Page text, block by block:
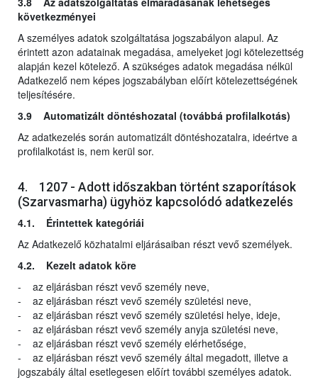
következményei
A személyes adatok szolgáltatása jogszabályon alapul. Az
érintett azon adatainak megadása, amelyeket jogi kötelezettség
alapján kezel kötelező. A szükséges adatok megadása nélkül
Adatkezelő nem képes jogszabályban előírt kötelezettségének
teljesítésére.
3.9 Automatizált döntéshozatal (továbbá profilalkotás)
Az adatkezelés során automatizált döntéshozatalra, ideértve a
profilalkotást is, nem kerül sor.
4. 1207 - Adott időszakban történt szaporítások
(Szarvasmarha) ügyhöz kapcsolódó adatkezelés
4.1. Érintettek kategóriái
Az Adatkezelő közhatalmi eljárásaiban részt vevő személyek.
4.2. Kezelt adatok köre
- az eljárásban részt vevő személy neve,
- az eljárásban részt vevő személy születési neve,
- az eljárásban részt vevő személy születési helye, ideje,
- az eljárásban részt vevő személy anyja születési neve,
- az eljárásban részt vevő személy elérhetősége,
- az eljárásban részt vevő személy által megadott, illetve a
jogszabály által esetlegesen előírt további személyes adatok.